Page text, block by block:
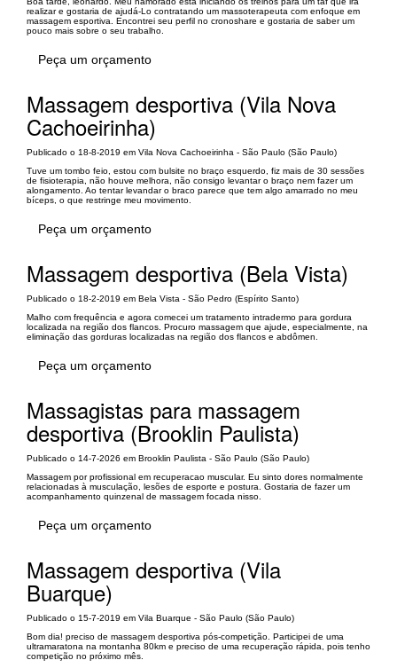
realizar e gostaria de ajudá-Lo contratando um massoterapeuta com enfoque em
massagem esportiva. Encontrei seu perfil no cronoshare e gostaria de saber um
pouco mais sobre o seu trabalho.
Peça um orçamento
Massagem desportiva (Vila Nova
Cachoeirinha)
Publicado o 18-8-2019 em Vila Nova Cachoeirinha - São Paulo (São Paulo)
Tuve um tombo feio, estou com bulsite no braço esquerdo, fiz mais de 30 sessões
de fisioterapia, não houve melhora, não consigo levantar o braço nem fazer um
alongamento. Ao tentar levandar o braco parece que tem algo amarrado no meu
bíceps, o que restringe meu movimento.
Peça um orçamento
Massagem desportiva (Bela Vista)
Publicado o 18-2-2019 em Bela Vista - São Pedro (Espírito Santo)
Malho com frequência e agora comecei um tratamento intradermo para gordura
localizada na região dos flancos. Procuro massagem que ajude, especialmente, na
eliminação das gorduras localizadas na região dos flancos e abdômen.
Peça um orçamento
Massagistas para massagem
desportiva (Brooklin Paulista)
Publicado o 14-7-2026 em Brooklin Paulista - São Paulo (São Paulo)
Massagem por profissional em recuperacao muscular. Eu sinto dores normalmente
relacionadas à musculação, lesões de esporte e postura. Gostaria de fazer um
acompanhamento quinzenal de massagem focada nisso.
Peça um orçamento
Massagem desportiva (Vila
Buarque)
Publicado o 15-7-2019 em Vila Buarque - São Paulo (São Paulo)
Bom dia! preciso de massagem desportiva pós-competição. Participei de uma
ultramaratona na montanha 80km e preciso de uma recuperação rápida, pois tenho
competição no próximo mês.